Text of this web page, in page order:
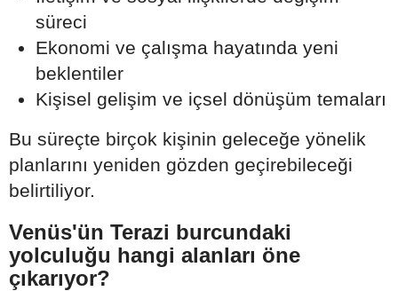
süreci
Ekonomi ve çalışma hayatında yeni
beklentiler
Kişisel gelişim ve içsel dönüşüm temaları
Bu süreçte birçok kişinin geleceğe yönelik
planlarını yeniden gözden geçirebileceği
belirtiliyor.
Venüs'ün Terazi burcundaki
yolculuğu hangi alanları öne
çıkarıyor?